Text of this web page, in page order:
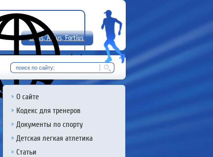
Citius, Altius, Fortius!
RU
О сайте
Кодекс для тренеров
Документы по спорту
Детская легкая атлетика
Статьи